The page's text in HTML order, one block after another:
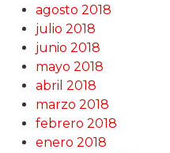
agosto 2018
julio 2018
junio 2018
mayo 2018
abril 2018
marzo 2018
febrero 2018
enero 2018